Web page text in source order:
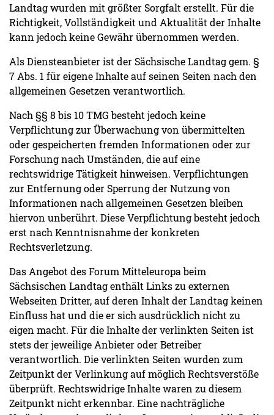
Landtag wurden mit größter Sorgfalt erstellt. Für die
Richtigkeit, Vollständigkeit und Aktualität der Inhalte
kann jedoch keine Gewähr übernommen werden.
Als Diensteanbieter ist der Sächsische Landtag gem. §
7 Abs. 1 für eigene Inhalte auf seinen Seiten nach den
allgemeinen Gesetzen verantwortlich.
Nach §§ 8 bis 10 TMG besteht jedoch keine
Verpflichtung zur Überwachung von übermittelten
oder gespeicherten fremden Informationen oder zur
Forschung nach Umständen, die auf eine
rechtswidrige Tätigkeit hinweisen. Verpflichtungen
zur Entfernung oder Sperrung der Nutzung von
Informationen nach allgemeinen Gesetzen bleiben
hiervon unberührt. Diese Verpflichtung besteht jedoch
erst nach Kenntnisnahme der konkreten
Rechtsverletzung.
Das Angebot des Forum Mitteleuropa beim
Sächsischen Landtag enthält Links zu externen
Webseiten Dritter, auf deren Inhalt der Landtag keinen
Einfluss hat und die er sich ausdrücklich nicht zu
eigen macht. Für die Inhalte der verlinkten Seiten ist
stets der jeweilige Anbieter oder Betreiber
verantwortlich. Die verlinkten Seiten wurden zum
Zeitpunkt der Verlinkung auf möglich Rechtsverstöße
überprüft. Rechtswidrige Inhalte waren zu diesem
Zeitpunkt nicht erkennbar. Eine nachträgliche